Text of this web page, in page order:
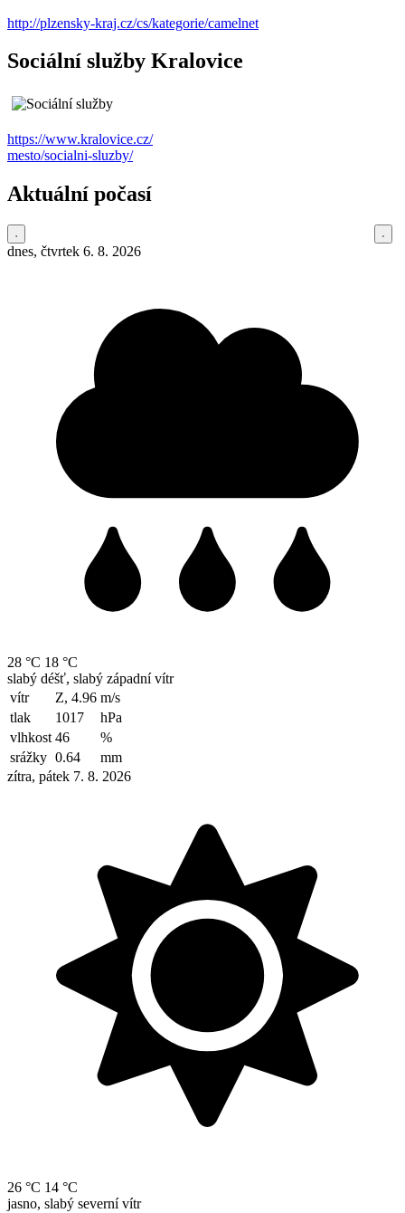
http://plzensky-kraj.cz/cs/kategorie/camelnet
Sociální služby Kralovice
https://www.kralovice.cz/
mesto/socialni-sluzby/
Aktuální počasí
dnes, čtvrtek 6. 8. 2026
28 °C 18 °C
slabý déšť, slabý západní vítr
vítr
Z, 4.96 m/s
tlak
1017
hPa
vlhkost 46
%
srážky 0.64
mm
zítra, pátek 7. 8. 2026
26 °C 14 °C
jasno, slabý severní vítr